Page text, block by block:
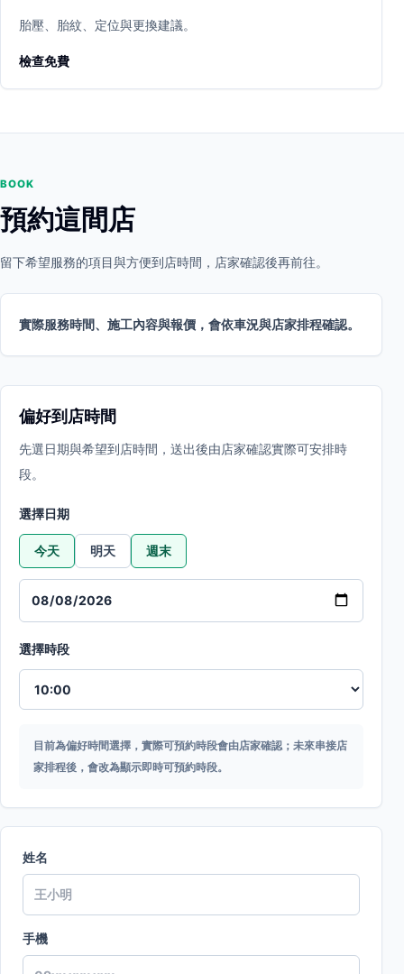
胎壓、胎紋、定位與更換建議。
檢查免費
BOOK
預約這間店
留下希望服務的項目與方便到店時間，店家確認後再前往。
實際服務時間、施工內容與報價，會依車況與店家排程確認。
偏好到店時間
先選日期與希望到店時間，送出後由店家確認實際可安排時
段。
選擇日期
今天 明天 週末
選擇時段
目前為偏好時間選擇，實際可預約時段會由店家確認；未來串接店
家排程後，會改為顯示即時可預約時段。
姓名
手機